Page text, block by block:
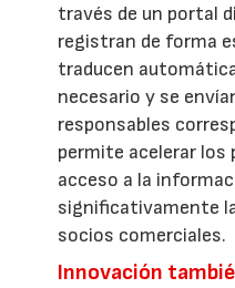
través de un portal
registran de forma
traducen
necesario y se
responsables
permite acelerar
acceso a la
significativamente
socios comerciales.
Innovación